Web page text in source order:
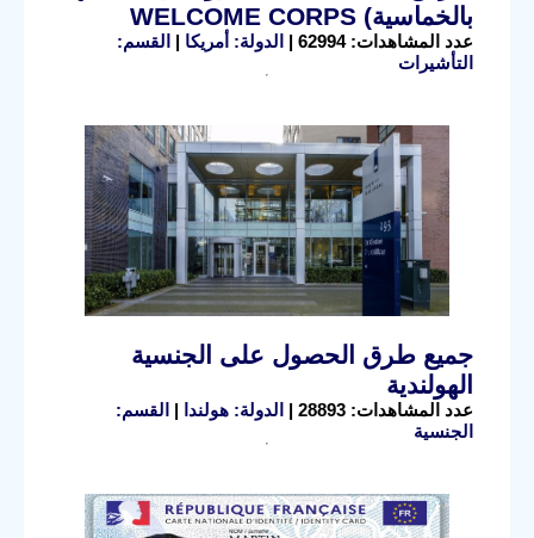
بالخماسية) WELCOME CORPS
عدد المشاهدات: 62994 | الدولة: أمريكا | القسم:
التأشيرات
جميع طرق الحصول على الجنسية
الهولندية
عدد المشاهدات: 28893 | الدولة: هولندا | القسم:
الجنسية